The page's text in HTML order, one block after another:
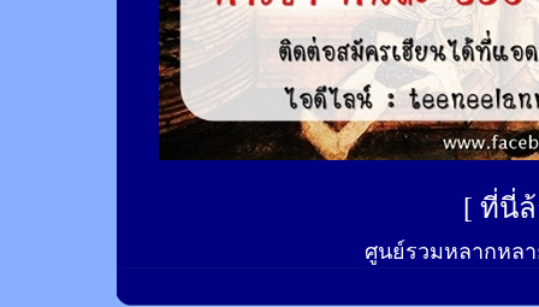
[ ที่นี่
ศูนย์รวมหลากหลา